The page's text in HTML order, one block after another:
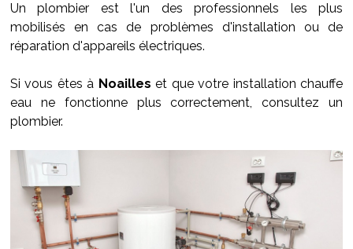
Un plombier est l'un des professionnels les plus
mobilisés en cas de problèmes d'installation ou de
réparation d'appareils électriques.
Si vous êtes à Noailles et que votre installation chauffe
eau ne fonctionne plus correctement, consultez un
plombier.